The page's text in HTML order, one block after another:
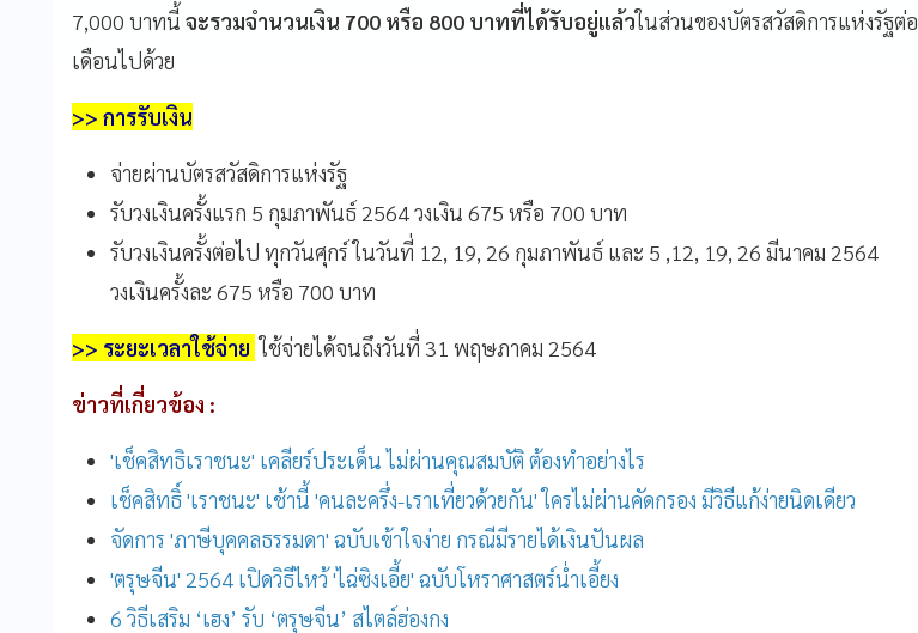
7,000 บาทนี้ จะรวมจำนวนเงิน 700 หรือ 800 บาทที่ได้รับอยู่แล้วในส่วนของบัตรสวัสดิการแห่งรัฐต่อ
เดือนไปด้วย
>> การรับเงิน
จ่ายผ่านบัตรสวัสดิการแห่งรัฐ
รับวงเงินครั้งแรก 5 กุมภาพันธ์ 2564 วงเงิน 675 หรือ 700 บาท
รับวงเงินครั้งต่อไป ทุกวันศุกร์ ในวันที่ 12, 19, 26 กุมภาพันธ์ และ 5 ,12, 19, 26 มีนาคม 2564
วงเงินครั้งละ 675 หรือ 700 บาท
>> ระยะเวลาใช้จ่าย ใช้จ่ายได้จนถึงวันที่ 31 พฤษภาคม 2564
ข่าวที่เกี่ยวข้อง :
'เช็คสิทธิเราชนะ' เคลียร์ประเด็น ไม่ผ่านคุณสมบัติ ต้องทำอย่างไร
เช็คสิทธิ์ 'เราชนะ' เช้านี้ 'คนละครึ่ง-เราเที่ยวด้วยกัน' ใครไม่ผ่านคัดกรอง มีวิธีแก้ง่ายนิดเดียว
จัดการ 'ภาษีบุคคลธรรมดา' ฉบับเข้าใจง่าย กรณีมีรายได้เงินปันผล
'ตรุษจีน' 2564 เปิดวิธีไหว้ 'ไฉ่ซิงเอี้ย' ฉบับโหราศาสตร์น่ำเอี้ยง
6 วิธีเสริม ‘เฮง’ รับ ‘ตรุษจีน’ สไตล์ฮ่องกง